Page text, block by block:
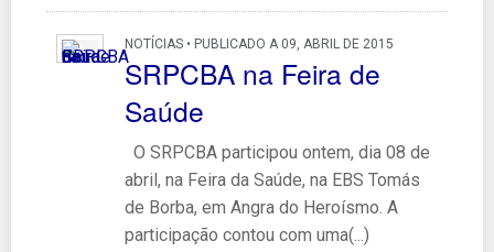
NOTÍCIAS • PUBLICADO A 09, ABRIL DE 2015
SRPCBA na Feira de
Saúde
O SRPCBA participou ontem, dia 08 de
abril, na Feira da Saúde, na EBS Tomás
de Borba, em Angra do Heroísmo. A
participação contou com uma(...)